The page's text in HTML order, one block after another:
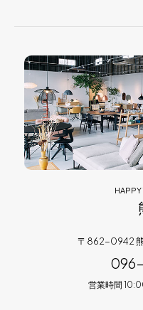
HAPPY
〒862-0942
営業時間